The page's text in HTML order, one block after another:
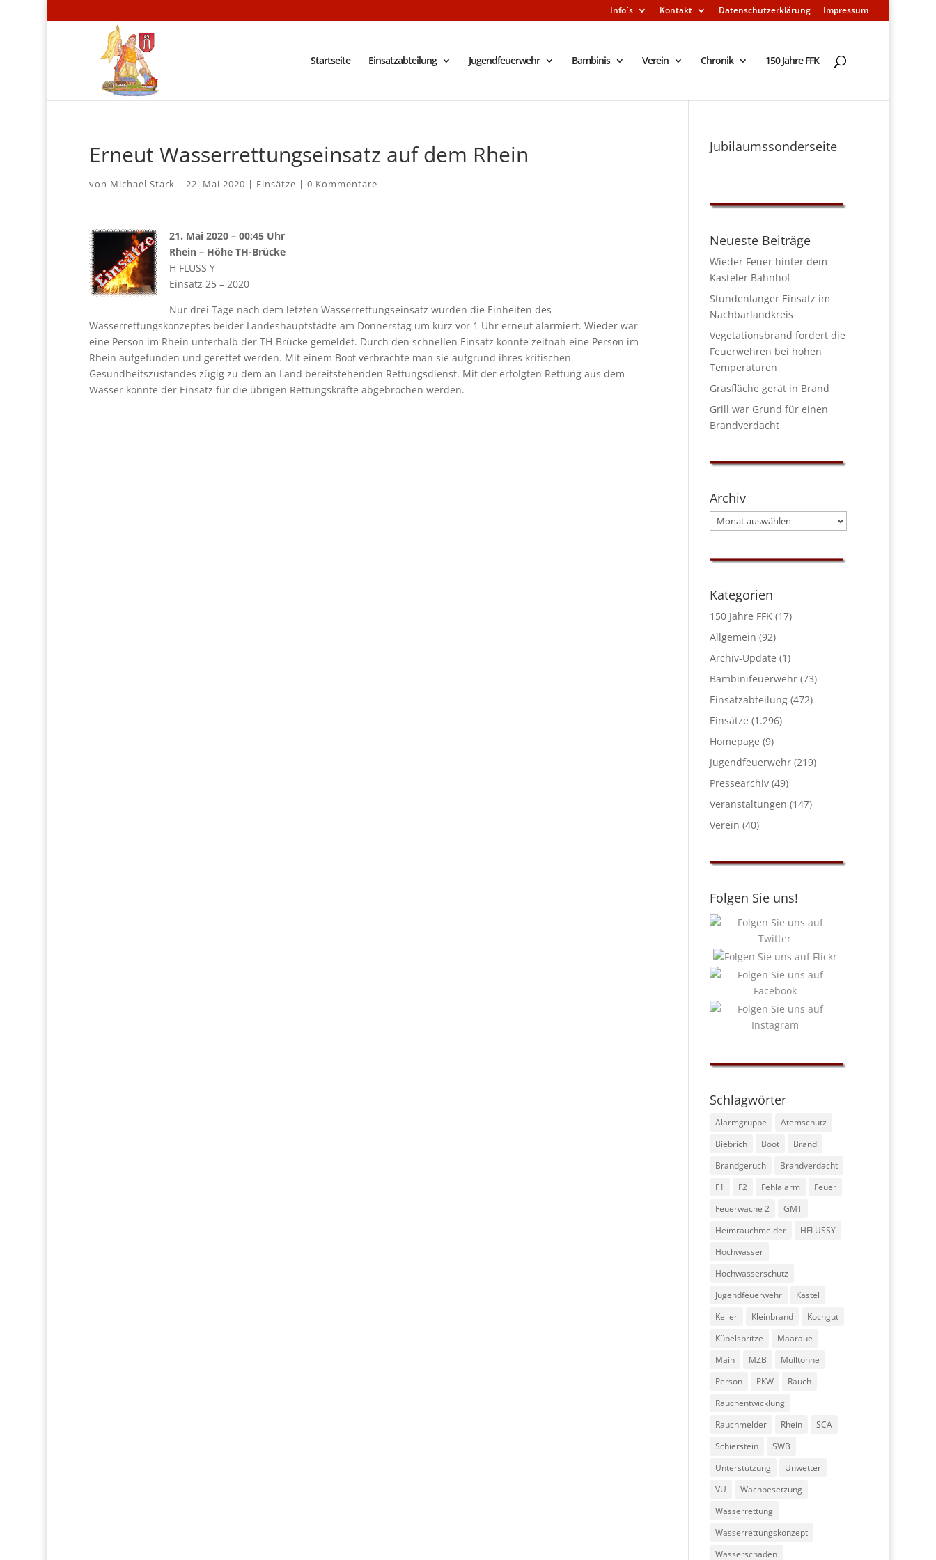
Info´s Kontakt Datenschutzerklärung Impressum
Startseite Einsatzabteilung Jugendfeuerwehr Bambinis Verein Chronik 150 Jahre FFK
Erneut Wasserrettungseinsatz auf dem Rhein
von Michael Stark | 22. Mai 2020 | Einsätze | 0 Kommentare
21. Mai 2020 – 00:45 Uhr
Rhein – Höhe TH-Brücke
H FLUSS Y
Einsatz 25 – 2020
Nur drei Tage nach dem letzten Wasserrettungseinsatz wurden die Einheiten des
Wasserrettungskonzeptes beider Landeshauptstädte am Donnerstag um kurz vor 1 Uhr erneut alarmiert. Wieder war
eine Person im Rhein unterhalb der TH-Brücke gemeldet. Durch den schnellen Einsatz konnte zeitnah eine Person im
Rhein aufgefunden und gerettet werden. Mit einem Boot verbrachte man sie aufgrund ihres kritischen
Gesundheitszustandes zügig zu dem an Land bereitstehenden Rettungsdienst. Mit der erfolgten Rettung aus dem
Wasser konnte der Einsatz für die übrigen Rettungskräfte abgebrochen werden.
Jubiläumssonderseite
Neueste Beiträge
Wieder Feuer hinter dem
Kasteler Bahnhof
Stundenlanger Einsatz im
Nachbarlandkreis
Vegetationsbrand fordert die
Feuerwehren bei hohen
Temperaturen
Grasfläche gerät in Brand
Grill war Grund für einen
Brandverdacht
Archiv
Archiv
Kategorien
150 Jahre FFK (17)
Allgemein (92)
Archiv-Update (1)
Bambinifeuerwehr (73)
Einsatzabteilung (472)
Einsätze (1.296)
Homepage (9)
Jugendfeuerwehr (219)
Pressearchiv (49)
Veranstaltungen (147)
Verein (40)
Folgen Sie uns!
Schlagwörter
Alarmgruppe
Atemschutz
Biebrich
Boot
Brand
Brandgeruch
Brandverdacht
F1
F2 Fehlalarm
Feuer
Feuerwache 2
GMT
Heimrauchmelder
HFLUSSY
Hochwasser
Hochwasserschutz
Jugendfeuerwehr
Kastel
Keller
Kleinbrand
Kochgut
Kübelspritze
Maaraue
Main
MZB
Mülltonne
Person
PKW
Rauch
Rauchentwicklung
Rauchmelder
Rhein
SCA
Schierstein
SWB
Unterstützung
Unwetter
VU
Wachbesetzung
Wasserrettung
Wasserrettungskonzept
Wasserschaden